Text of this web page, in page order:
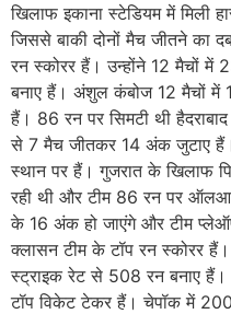
खिलाफ इकाना स्टेडियम में मिली
जिससे बाकी दोनों मैच जीतने का
रन स्कोरर हैं। उन्होंने 12 मैचों
बनाए हैं। अंशुल कंबोज 12 मैचों में
हैं। 86 रन पर सिमटी थी
से 7 मैच जीतकर 14 अंक जुटाए
स्थान पर हैं। गुजरात के खिलाफ
रही थी और टीम 86 रन पर
के 16 अंक हो जाएंगे और टीम
क्लासन टीम के टॉप रन स्कोरर
स्ट्राइक रेट से 508 रन बनाए
टॉप विकेट टेकर हैं। चेपॉक में